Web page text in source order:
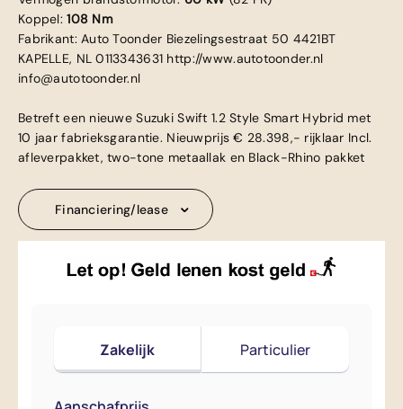
Koppel:108 Nm
Fabrikant: Auto Toonder Biezelingsestraat 50 4421BT
KAPELLE, NL 0113343631 http://www.autotoonder.nl
info@autotoonder.nl
Betreft een nieuwe Suzuki Swift 1.2 Style Smart Hybrid met
10 jaar fabrieksgarantie. Nieuwprijs € 28.398,- rijklaar Incl.
afleverpakket, two-tone metaallak en Black-Rhino pakket
Financiering/lease